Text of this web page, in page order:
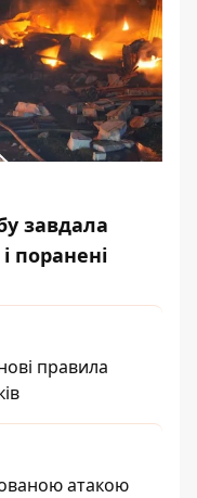
завдала
поранені
правила
атакою